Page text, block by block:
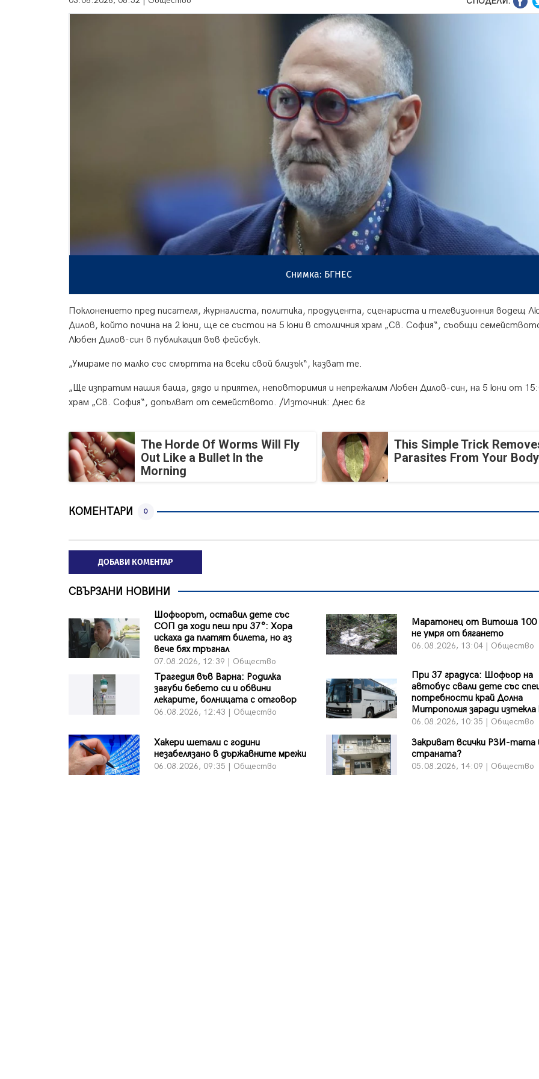
Снимка: БГНЕС
Поклонението пред писателя, журналиста, политика, продуцента, сценариста и телевизионния водещ
Дилов, който почина на 2 юни, ще се състои на 5 юни в столичния храм „Св. София“, съобщи
Любен Дилов-син в публикация във фейсбук.
„Умираме по малко със смъртта на всеки свой близък“, казват те.
„Ще изпратим нашия баща, дядо и приятел, неповторимия и непрежалим Любен Дилов-син, на 5 юни от
храм „Св. София“, допълват от семейството. /Източник: Днес бг
The Horde Of Worms Will Fly
Out Like a Bullet In the
Morning
This Simple Trick
Parasites From Your
КОМЕНТАРИ 0
ДОБАВИ КОМЕНТАР
СВЪРЗАНИ НОВИНИ
Шофьорът, оставил дете със
СОП да ходи пеш при 37°: Хора
искаха да платят билета, но аз
вече бях тръгнал
07.08.2026, 12:39 | Общество
Маратонец от Витоша 100
не умря от бягането
06.08.2026, 13:04 | Общество
Трагедия във Варна: Родилка
загуби бебето си и обвини
лекарите, болницата с отговор
06.08.2026, 12:43 | Общество
При 37 градуса: Шофьор на
автобус свали дете със
потребности край Долна
Митрополия заради
06.08.2026, 10:35 | Общество
Хакери шетали с години
незабелязано в държавните мрежи
06.08.2026, 09:35 | Общество
Закриват всички РЗИ-тата
страната?
05.08.2026, 14:09 | Общество